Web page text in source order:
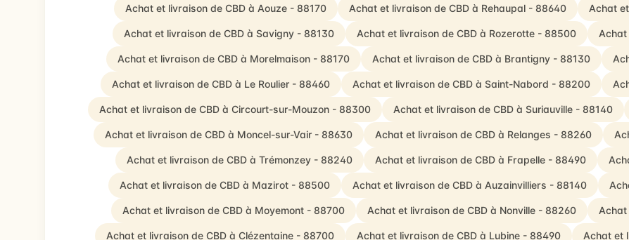
Achat et livraison de CBD à Aouze - 88170 Achat et livraison de CBD à Rehaupal - 88640 Achat
Achat et livraison de CBD à Savigny - 88130 Achat et livraison de CBD à Rozerotte - 88500
Achat et livraison de CBD à Morelmaison - 88170 Achat et livraison de CBD à Brantigny - 88130
Achat et livraison de CBD à Le Roulier - 88460 Achat et livraison de CBD à Saint-Nabord - 88200
Achat et livraison de CBD à Circourt-sur-Mouzon - 88300 Achat et livraison de CBD à Suriauville - 88140
Achat et livraison de CBD à Moncel-sur-Vair - 88630 Achat et livraison de CBD à Relanges - 88260
Achat et livraison de CBD à Trémonzey - 88240 Achat et livraison de CBD à Frapelle - 88490
Achat et livraison de CBD à Mazirot - 88500 Achat et livraison de CBD à Auzainvilliers - 88140
Achat et livraison de CBD à Moyemont - 88700 Achat et livraison de CBD à Nonville - 88260
Achat et livraison de CBD à Clézentaine - 88700 Achat et livraison de CBD à Lubine - 88490 Achat et